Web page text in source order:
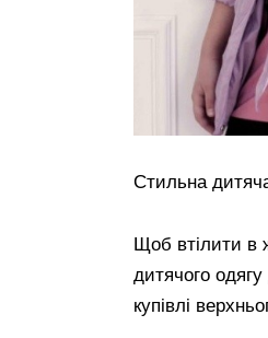
Стильна
Щоб втілити в
дитячого
купівлі